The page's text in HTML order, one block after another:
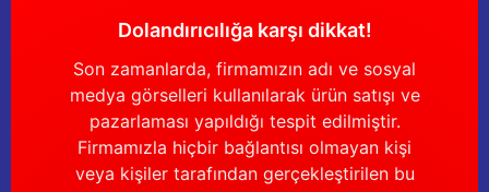
Dolandırıcılığa karşı dikkat!
Son zamanlarda, firmamızın adı ve sosyal
medya görselleri kullanılarak ürün satışı ve
pazarlaması yapıldığı tespit edilmiştir.
Firmamızla hiçbir bağlantısı olmayan kişi
veya kişiler tarafından gerçekleştirilen bu